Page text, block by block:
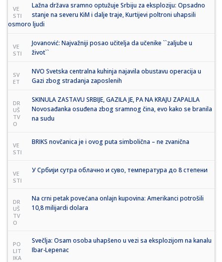
VE
STI
Lažna država sramno optužuje Srbiju za eksploziju: Opsadno
stanje na severu KiM i dalje traje, Kurtijevi poltroni uhapsili
osmoro ljudi
VE
STI
Jovanović: Najvažniji posao učitelja da učenike ``zaljube u
život``
SV
ET
NVO Svetska centralna kuhinja najavila obustavu operacija u
Gazi zbog stradanja zaposlenih
DR
UŠ
TV
O
SKINULA ZASTAVU SRBIJE, GAZILA JE, PA NA KRAJU ZAPALILA
Novosađanka osuđena zbog sramnog čina, evo kako se branila
na sudu
VE
STI
BRIKS novčanica je i ovog puta simbolična – ne zvanična
VE
STI
У Србији сутра облачно и суво, температура до 8 степени
DR
UŠ
TV
O
Na crni petak povećana onlajn kupovina: Amerikanci potrošili
10,8 milijardi dolara
PO
LIT
IKA
Svečlja: Osam osoba uhapšeno u vezi sa eksplozijom na kanalu
Ibar-Lepenac